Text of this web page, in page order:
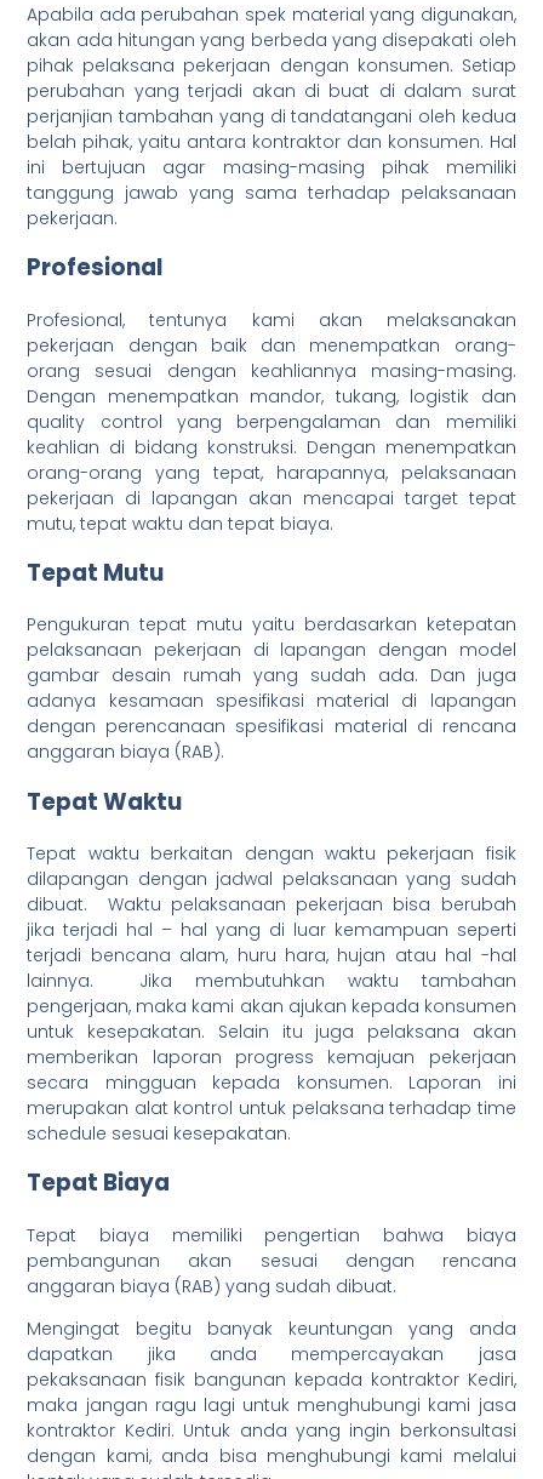
Apabila ada perubahan spek material yang digunakan,
akan ada hitungan yang berbeda yang disepakati oleh
pihak pelaksana pekerjaan dengan konsumen. Setiap
perubahan yang terjadi akan di buat di dalam surat
perjanjian tambahan yang di tandatangani oleh kedua
belah pihak, yaitu antara kontraktor dan konsumen. Hal
ini bertujuan agar masing-masing pihak memiliki
tanggung jawab yang sama terhadap pelaksanaan
pekerjaan.
Profesional
Profesional, tentunya kami akan melaksanakan
pekerjaan dengan baik dan menempatkan orang-
orang sesuai dengan keahliannya masing-masing.
Dengan menempatkan mandor, tukang, logistik dan
quality control yang berpengalaman dan memiliki
keahlian di bidang konstruksi. Dengan menempatkan
orang-orang yang tepat, harapannya, pelaksanaan
pekerjaan di lapangan akan mencapai target tepat
mutu, tepat waktu dan tepat biaya.
Tepat Mutu
Pengukuran tepat mutu yaitu berdasarkan ketepatan
pelaksanaan pekerjaan di lapangan dengan model
gambar desain rumah yang sudah ada. Dan juga
adanya kesamaan spesifikasi material di lapangan
dengan perencanaan spesifikasi material di rencana
anggaran biaya (RAB).
Tepat Waktu
Tepat waktu berkaitan dengan waktu pekerjaan fisik
dilapangan dengan jadwal pelaksanaan yang sudah
dibuat. Waktu pelaksanaan pekerjaan bisa berubah
jika terjadi hal – hal yang di luar kemampuan seperti
terjadi bencana alam, huru hara, hujan atau hal -hal
lainnya. Jika membutuhkan waktu tambahan
pengerjaan, maka kami akan ajukan kepada konsumen
untuk kesepakatan. Selain itu juga pelaksana akan
memberikan laporan progress kemajuan pekerjaan
secara mingguan kepada konsumen. Laporan ini
merupakan alat kontrol untuk pelaksana terhadap time
schedule sesuai kesepakatan.
Tepat Biaya
Tepat biaya memiliki pengertian bahwa biaya
pembangunan akan sesuai dengan rencana
anggaran biaya (RAB) yang sudah dibuat.
Mengingat begitu banyak keuntungan yang anda
dapatkan jika anda mempercayakan jasa
pekaksanaan fisik bangunan kepada kontraktor Kediri,
maka jangan ragu lagi untuk menghubungi kami jasa
kontraktor Kediri. Untuk anda yang ingin berkonsultasi
dengan kami, anda bisa menghubungi kami melalui